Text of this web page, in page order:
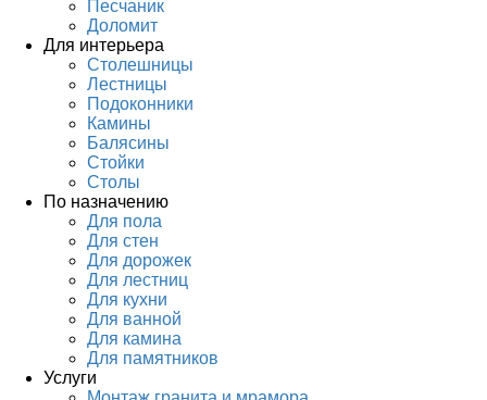
Песчаник
Доломит
Для интерьера
Столешницы
Лестницы
Подоконники
Камины
Балясины
Стойки
Столы
По назначению
Для пола
Для стен
Для дорожек
Для лестниц
Для кухни
Для ванной
Для камина
Для памятников
Услуги